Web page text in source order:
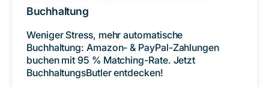
Buchhaltung
Weniger Stress, mehr automatische
Buchhaltung: Amazon- & PayPal-Zahlungen
buchen mit 95 % Matching-Rate. Jetzt
BuchhaltungsButler entdecken!